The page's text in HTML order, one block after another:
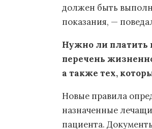
должен быть
показания, —
Нужно ли платить
перечень
а также тех,
Новые правила
назначенные
пациента.